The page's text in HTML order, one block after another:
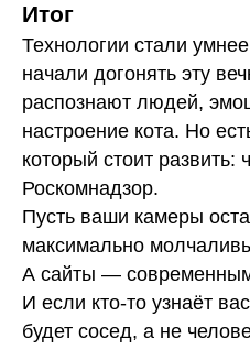
Итог
Технологии стали
начали догонять эту
распознают людей,
настроение кота. Но
который стоит развить:
Роскомнадзор.
Пусть ваши камеры
максимально
А сайты —
И если кто-то узнаёт
будет сосед, а не